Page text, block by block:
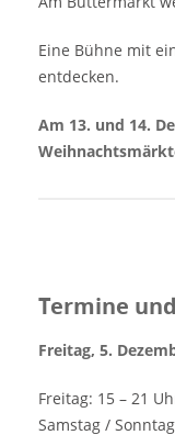
Sonntag: 13 - 21
Sonntag, 14.
Sonntag: 13 - 21
Christkindlmarkt
Saarburg Telefon:
Informationen
Eine Bühne mit
entdecken.
Am 13. und 14.
Termine
Freitag, 5.
Freitag: 15 – 21
Samstag /